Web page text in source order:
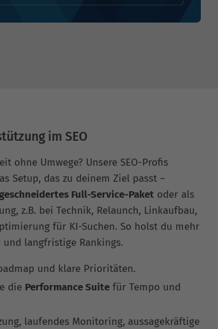
im SEO
ohne Umwege? Unsere SEO-Profis
Setup, das zu deinem Ziel passt –
Full-Service-Paket oder als
z.B. bei Technik, Relaunch, Linkaufbau,
für KI-Suchen. So holst du mehr
und langfristige Rankings.
und klare Prioritäten.
die Performance Suitefür Tempo und
laufendes Monitoring, aussagekräftige